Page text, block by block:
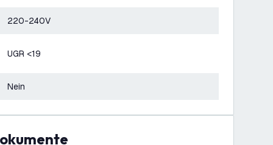
220-240V
UGR <19
Nein